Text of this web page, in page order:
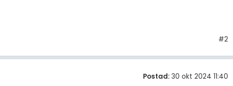
#2
Postad: 30 okt 2024 11:40